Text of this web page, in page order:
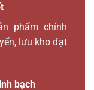
phẩm chính
lưu kho đạt
bạch